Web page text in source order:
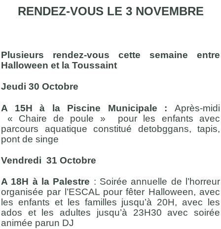
RENDEZ-VOUS LE 3 NOVEMBRE
Plusieurs rendez-vous cette semaine entre
Halloween et la Toussaint
Jeudi 30 Octobre
A 15H à la Piscine Municipale : Après-midi
« Chaire de poule » pour les enfants avec
parcours aquatique constitué detobggans, tapis,
pont de singe
Vendredi 31 Octobre
A 18H à la Palestre : Soirée annuelle de l’horreur
organisée par l’ESCAL pour fêter Halloween, avec
les enfants et les familles jusqu’à 20H, avec les
ados et les adultes jusqu’à 23H30 avec soirée
animée parun DJ